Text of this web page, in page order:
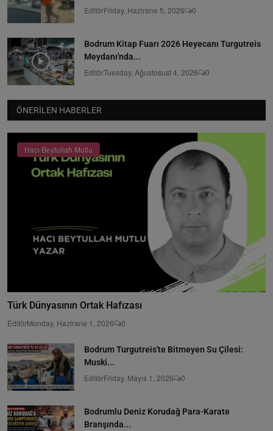
EditörFriday, Hazirane 5, 2026 0
Bodrum Kitap Fuarı 2026 Heyecanı Turgutreis
Meydanı'nda...
EditörTuesday, Ağustosust 4, 2026 0
ÖNERILEN HABERLER
Hacı Beytullah Mutlu
Türk Dünyasının Ortak Hafızası
EditörMonday, Hazirane 1, 2026 0
Bodrum Turgutreis'te Bitmeyen Su Çilesi:
Muski...
EditörFriday, Mayıs 1, 2026 0
Bodrumlu Deniz Korudağ Para-Karate
Branşında...